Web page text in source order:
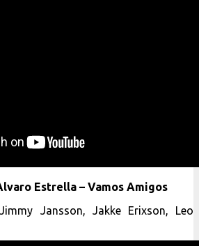
Estrella – Vamos Amigos
Jansson, Jakke Erixson, Leo